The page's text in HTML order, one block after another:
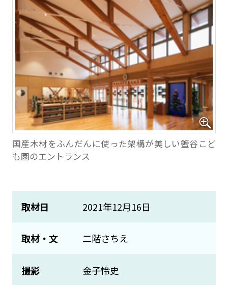
国産木材をふんだんに使った架構が美しい蟹谷こど
も園のエントランス
取材日 2021年12月16日
取材・文 二階さちえ
撮影 金子怜史